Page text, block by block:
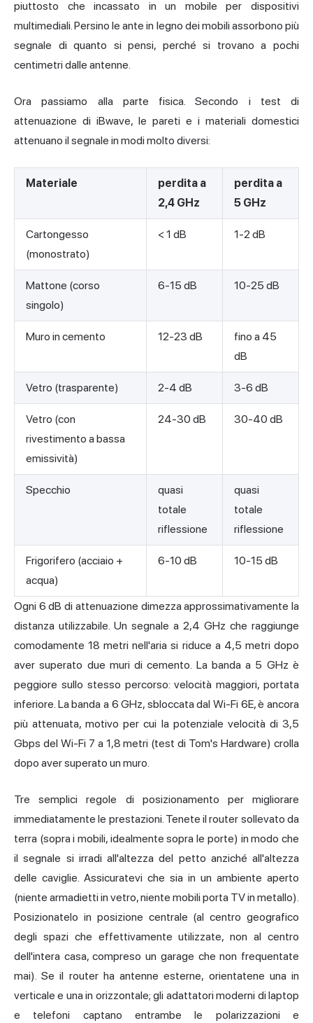
piuttosto che incassato in un mobile per dispositivi
multimediali. Persino le ante in legno dei mobili assorbono più
segnale di quanto si pensi, perché si trovano a pochi
centimetri dalle antenne.
Ora passiamo alla parte fisica. Secondo i test di
attenuazione di iBwave, le pareti e i materiali domestici
attenuano il segnale in modi molto diversi:
Materiale
perdita a
2,4 GHz
perdita a
5 GHz
Cartongesso
(monostrato)
< 1 dB 1-2 dB
Mattone (corso
singolo)
6-15 dB 10-25 dB
Muro in cemento 12-23 dB
fino a 45
dB
Vetro (trasparente) 2-4 dB 3-6 dB
Vetro (con
rivestimento a bassa
emissività)
24-30 dB 30-40 dB
Specchio
quasi
totale
riflessione
quasi
totale
riflessione
Frigorifero (acciaio +
acqua)
6-10 dB 10-15 dB
Ogni 6 dB di attenuazione dimezza approssimativamente la
distanza utilizzabile. Un segnale a 2,4 GHz che raggiunge
comodamente 18 metri nell'aria si riduce a 4,5 metri dopo
aver superato due muri di cemento. La banda a 5 GHz è
peggiore sullo stesso percorso: velocità maggiori, portata
inferiore. La banda a 6 GHz, sbloccata dal Wi-Fi 6E, è ancora
più attenuata, motivo per cui la potenziale velocità di 3,5
Gbps del Wi-Fi 7 a 1,8 metri (test di Tom's Hardware) crolla
dopo aver superato un muro.
Tre semplici regole di posizionamento per migliorare
immediatamente le prestazioni. Tenete il router sollevato da
terra (sopra i mobili, idealmente sopra le porte) in modo che
il segnale si irradi all'altezza del petto anziché all'altezza
delle caviglie. Assicuratevi che sia in un ambiente aperto
(niente armadietti in vetro, niente mobili porta TV in metallo).
Posizionatelo in posizione centrale (al centro geografico
degli spazi che effettivamente utilizzate, non al centro
dell'intera casa, compreso un garage che non frequentate
mai). Se il router ha antenne esterne, orientatene una in
verticale e una in orizzontale; gli adattatori moderni di laptop
e telefoni captano entrambe le polarizzazioni e